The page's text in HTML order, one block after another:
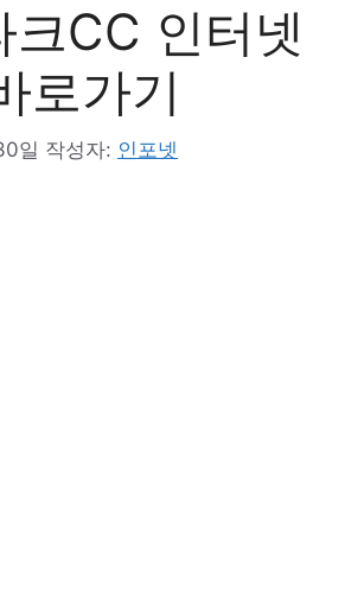
크CC 인터넷
로가기
일 작성자: 인포넷